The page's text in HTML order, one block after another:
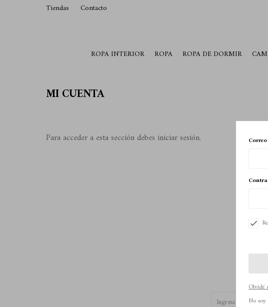
Olvidé
No
ROPA INTERIOR ROPA ROPA DE DORMIR
Tiendas Contacto
MI CUENTA
Para acceder a esta sección debes iniciar sesión.